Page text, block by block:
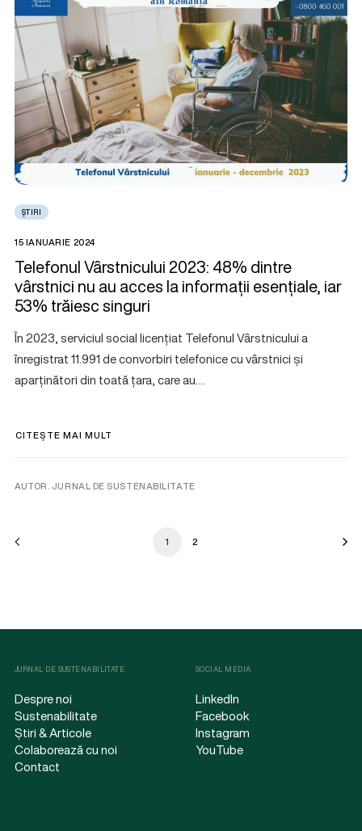
ȘTIRI
15 IANUARIE 2024
Telefonul Vârstnicului 2023: 48% dintre
vârstnici nu au acces la informații esențiale, iar
53% trăiesc singuri
În 2023, serviciul social licențiat Telefonul Vârstnicului a
înregistrat 11.991 de convorbiri telefonice cu vârstnici și
aparținători din toată țara, care au…
CITEȘTE MAI MULT
AUTOR. JURNAL DE SUSTENABILITATE
1 2
JURNAL DE SUSTENABILITATE
Despre noi
Sustenabilitate
Știri & Articole
Colaborează cu noi
Contact
SOCIAL MEDIA
LinkedIn
Facebook
Instagram
YouTube